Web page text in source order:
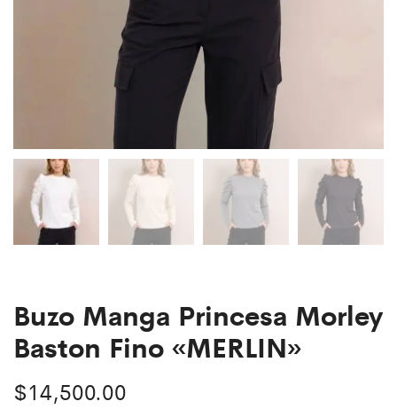
Buzo Manga Princesa Morley
Baston Fino «MERLIN»
$14,500.00